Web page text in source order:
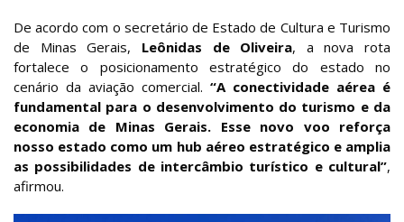
De acordo com o secretário de Estado de Cultura e Turismo
de Minas Gerais, Leônidas de Oliveira, a nova rota
fortalece o posicionamento estratégico do estado no
cenário da aviação comercial. “A conectividade aérea é
fundamental para o desenvolvimento do turismo e da
economia de Minas Gerais. Esse novo voo reforça
nosso estado como um hub aéreo estratégico e amplia
as possibilidades de intercâmbio turístico e cultural”,
afirmou.